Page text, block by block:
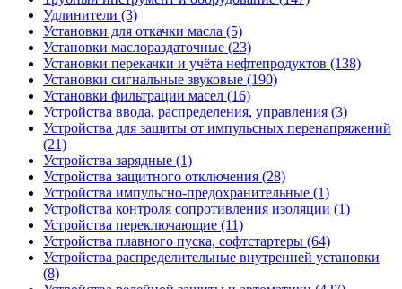
Удлинители (3)
Установки для откачки масла (5)
Установки маслораздаточные (23)
Установки перекачки и учёта нефтепродуктов (138)
Установки сигнальные звуковые (190)
Установки фильтрации масел (16)
Устройства ввода, распределения, управления (3)
Устройства для защиты от импульсных перенапряжений
(21)
Устройства зарядные (1)
Устройства защитного отключения (28)
Устройства импульсно-предохранительные (1)
Устройства контроля сопротивления изоляции (1)
Устройства переключающие (11)
Устройства плавного пуска, софтстартеры (64)
Устройства распределительные внутренней установки
(8)